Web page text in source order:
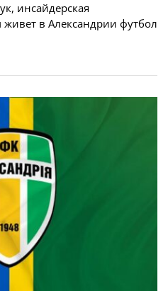
инсайдерская
в Александрии футбол